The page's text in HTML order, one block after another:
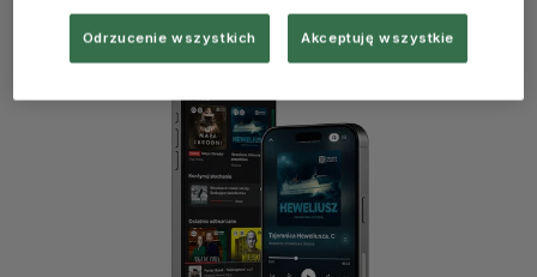
Odrzucenie wszystkich Akceptuję wszystkie